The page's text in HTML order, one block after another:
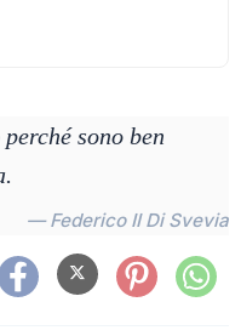
sono ben
— Federico II Di Svevia